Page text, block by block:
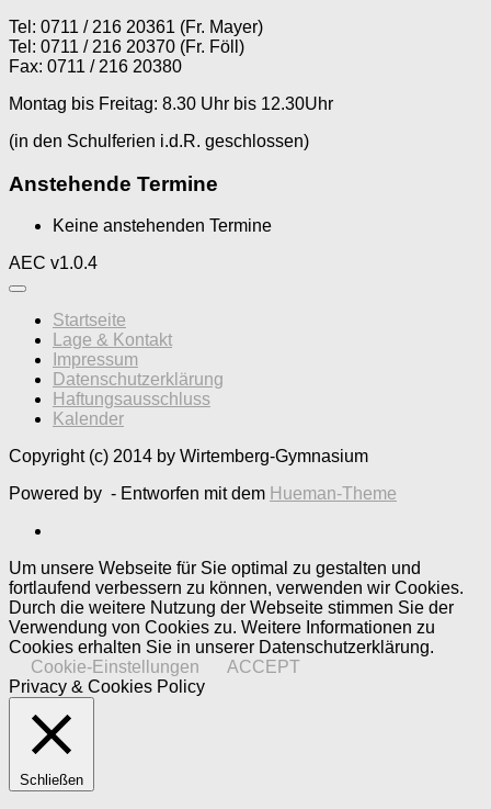
Tel: 0711 / 216 20361 (Fr. Mayer)
Tel: 0711 / 216 20370 (Fr. Föll)
Fax: 0711 / 216 20380
Montag bis Freitag: 8.30 Uhr bis 12.30Uhr
(in den Schulferien i.d.R. geschlossen)
Anstehende Termine
Keine anstehenden Termine
AEC v1.0.4
Startseite
Lage & Kontakt
Impressum
Datenschutzerklärung
Haftungsausschluss
Kalender
Copyright (c) 2014 by Wirtemberg-Gymnasium
Powered by - Entworfen mit dem Hueman-Theme
Um unsere Webseite für Sie optimal zu gestalten und
fortlaufend verbessern zu können, verwenden wir Cookies.
Durch die weitere Nutzung der Webseite stimmen Sie der
Verwendung von Cookies zu. Weitere Informationen zu
Cookies erhalten Sie in unserer Datenschutzerklärung.
Cookie-Einstellungen
ACCEPT
Privacy & Cookies Policy
Schließen